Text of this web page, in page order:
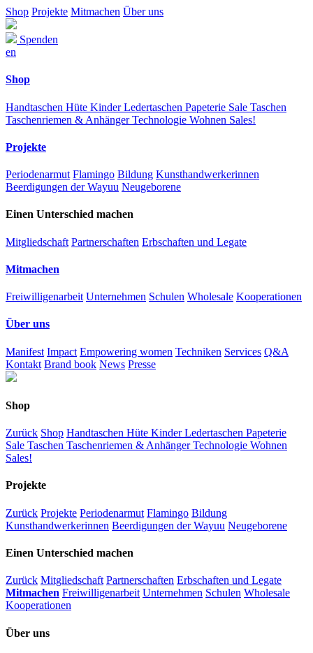
Shop Projekte Mitmachen Über uns
Spenden
en
Shop
Handtaschen Hüte KinderLedertaschen Papeterie Sale Taschen
Taschenriemen & AnhängerTechnologie Wohnen Sales!
Projekte
Periodenarmut Flamingo Bildung Kunsthandwerkerinnen
Beerdigungen der Wayuu Neugeborene
Einen Unterschied machen
Mitgliedschaft Partnerschaften Erbschaften und Legate
Mitmachen
Freiwilligenarbeit Unternehmen Schulen Wholesale Kooperationen
Über uns
Manifest Impact Empowering women Techniken Services Q&A
Kontakt Brand book News Presse
Shop
Zurück Shop Handtaschen Hüte KinderLedertaschen Papeterie
Sale Taschen Taschenriemen & AnhängerTechnologie Wohnen
Sales!
Projekte
Zurück Projekte Periodenarmut Flamingo Bildung
Kunsthandwerkerinnen Beerdigungen der Wayuu Neugeborene
Einen Unterschied machen
Zurück Mitgliedschaft Partnerschaften Erbschaften und Legate
Mitmachen Freiwilligenarbeit Unternehmen Schulen Wholesale
Kooperationen
Über uns